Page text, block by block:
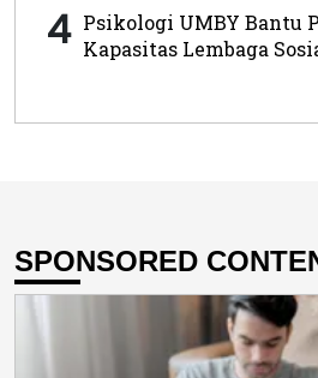
4 Psikologi UMBY Bantu
Kapasitas Lembaga
SPONSORED